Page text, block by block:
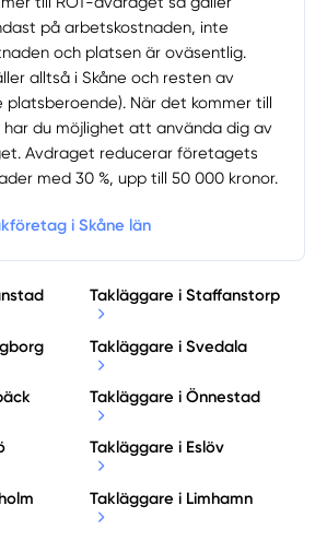
på arbetskostnaden, inte
och platsen är oväsentlig.
alltså i Skåne och resten av
platsberoende). När det kommer till
du möjlighet att använda dig av
Avdraget reducerar företagets
med 30 %, upp till 50 000 kronor.
i Skåne län
Takläggare i Staffanstorp
Takläggare i Svedala
Takläggare i Önnestad
Takläggare i Eslöv
Takläggare i Limhamn